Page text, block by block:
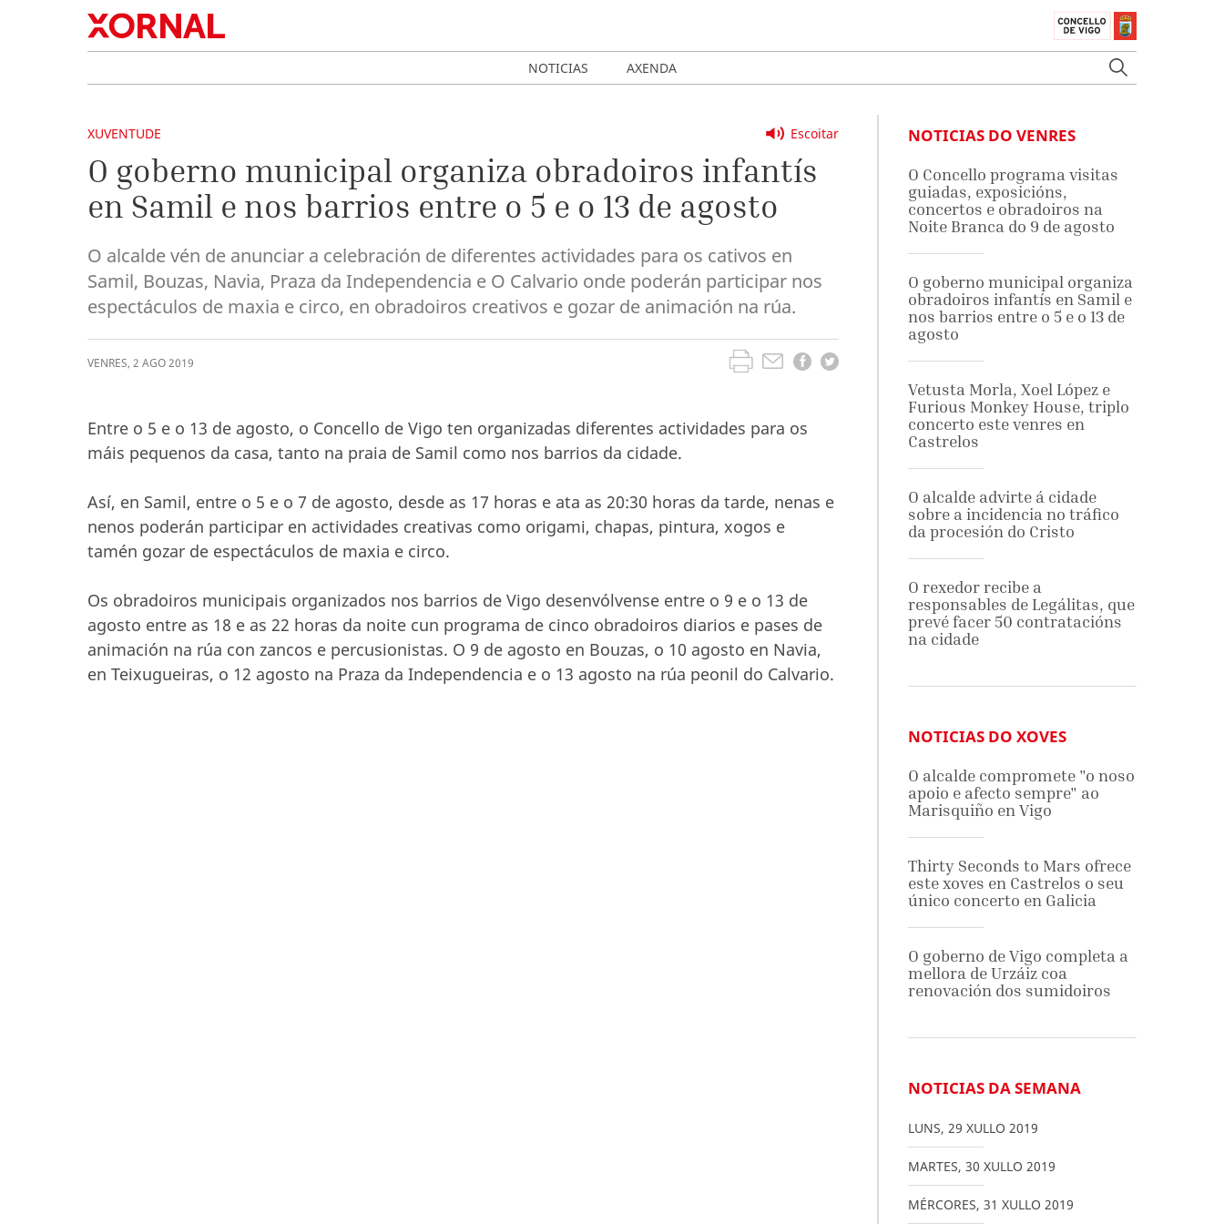
NOTICIAS AXENDA
Escoitar
XUVENTUDE
O goberno municipal organiza obradoiros infantís
en Samil e nos barrios entre o 5 e o 13 de agosto
O alcalde vén de anunciar a celebración de diferentes actividades para os cativos en
Samil, Bouzas, Navia, Praza da Independencia e O Calvario onde poderán participar nos
espectáculos de maxia e circo, en obradoiros creativos e gozar de animación na rúa.
VENRES, 2 AGO2019
Entre o 5 e o 13 de agosto, o Concello de Vigo ten organizadas diferentes actividades para os
máis pequenos da casa, tanto na praia de Samil como nos barrios da cidade.
Así, en Samil, entre o 5 e o 7 de agosto, desde as 17 horas e ata as 20:30 horas da tarde, nenas e
nenos poderán participar en actividades creativas como origami, chapas, pintura, xogos e
tamén gozar de espectáculos de maxia e circo.
Os obradoiros municipais organizados nos barrios de Vigo desenvólvense entre o 9 e o 13 de
agosto entre as 18 e as 22 horas da noite cun programa de cinco obradoiros diarios e pases de
animación na rúa con zancos e percusionistas. O 9 de agosto en Bouzas, o 10 agosto en Navia,
en Teixugueiras, o 12 agosto na Praza da Independencia e o 13 agosto na rúa peonil do Calvario.
NOTICIAS DO VENRES
O Concello programa visitas
guiadas, exposicións,
concertos e obradoiros na
Noite Branca do 9 de agosto
O goberno municipal organiza
obradoiros infantís en Samil e
nos barrios entre o 5 e o 13 de
agosto
Vetusta Morla, Xoel López e
Furious Monkey House, triplo
concerto este venres en
Castrelos
O alcalde advirte á cidade
sobre a incidencia no tráfico
da procesión do Cristo
O rexedor recibe a
responsables de Legálitas, que
prevé facer 50 contratacións
na cidade
NOTICIAS DO XOVES
O alcalde compromete "o noso
apoio e afecto sempre" ao
Marisquiño en Vigo
Thirty Seconds to Mars ofrece
este xoves en Castrelos o seu
único concerto en Galicia
O goberno de Vigo completa a
mellora de Urzáiz coa
renovación dos sumidoiros
NOTICIAS DA SEMANA
LUNS, 29 XULLO 2019
MARTES, 30 XULLO 2019
MÉRCORES, 31 XULLO 2019